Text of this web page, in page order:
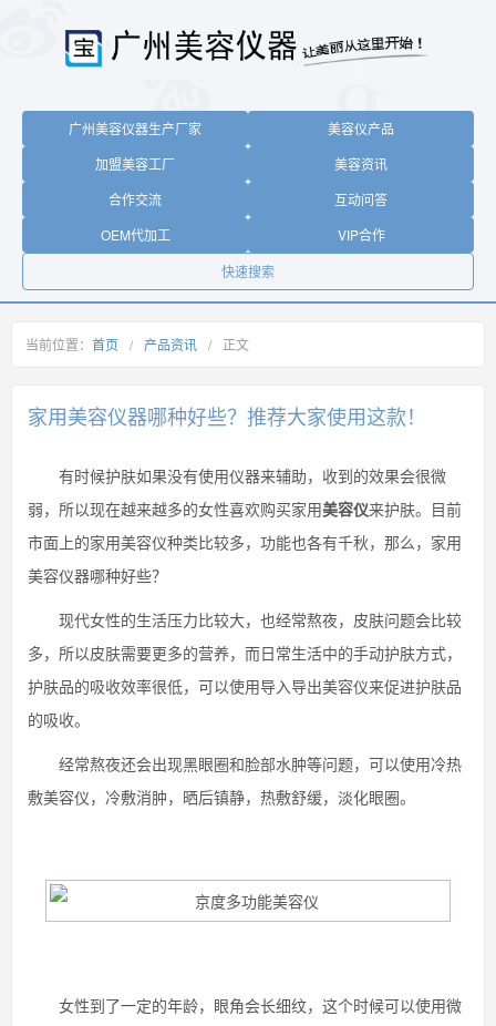
广州美容仪器生产厂家
美容仪产品
加盟美容工厂
美容资讯
合作交流
互动问答
OEM代加工
VIP合作
快速搜索
当前位置： 首页 / 产品资讯 / 正文
家用美容仪器哪种好些？推荐大家使用这款！
有时候护肤如果没有使用仪器来辅助，收到的效果会很微
弱，所以现在越来越多的女性喜欢购买家用美容仪来护肤。目前
市面上的家用美容仪种类比较多，功能也各有千秋，那么，家用
美容仪器哪种好些？
现代女性的生活压力比较大，也经常熬夜，皮肤问题会比较
多，所以皮肤需要更多的营养，而日常生活中的手动护肤方式，
护肤品的吸收效率很低，可以使用导入导出美容仪来促进护肤品
的吸收。
经常熬夜还会出现黑眼圈和脸部水肿等问题，可以使用冷热
敷美容仪，冷敷消肿，晒后镇静，热敷舒缓，淡化眼圈。
女性到了一定的年龄，眼角会长细纹，这个时候可以使用微